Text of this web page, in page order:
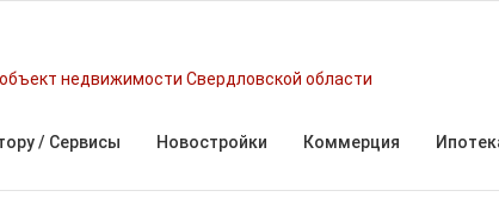
недвижимости Свердловской области
/ Сервисы Новостройки Коммерция